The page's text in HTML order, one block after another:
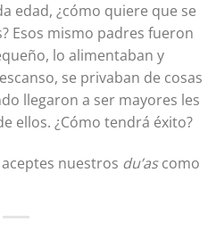
edad, ¿cómo quiere que se
Esos mismo padres fueron
lo alimentaban y
se privaban de cosas
llegaron a ser mayores les
ellos. ¿Cómo tendrá éxito?
nuestros du’ascomo